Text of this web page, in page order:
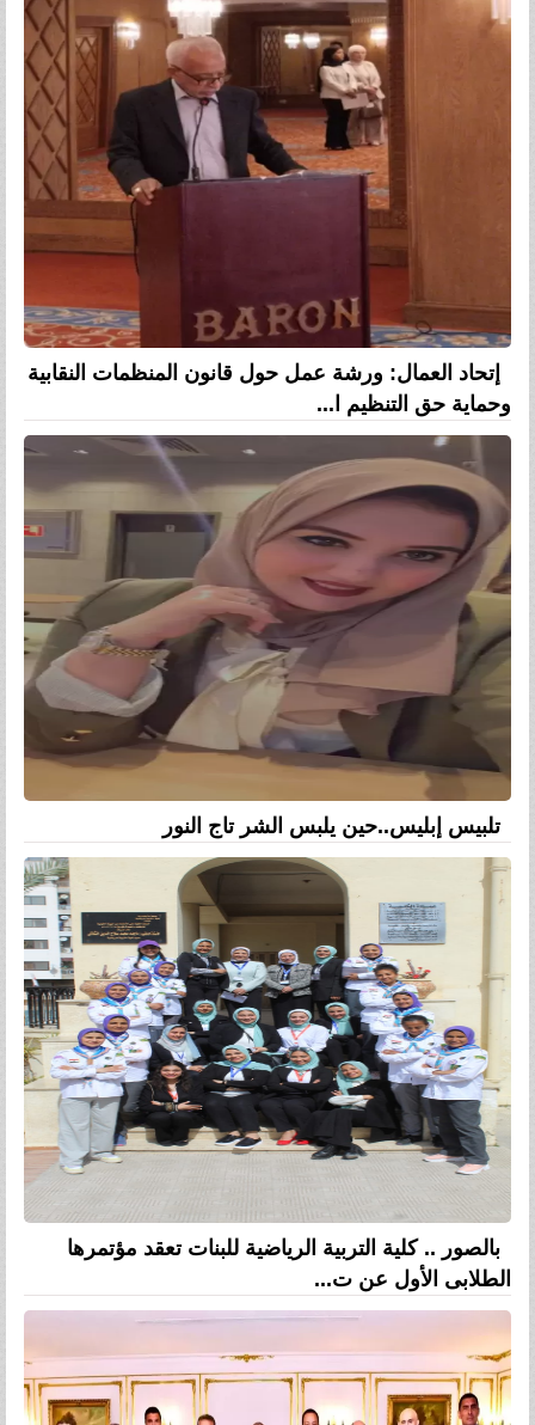
إتحاد العمال: ورشة عمل حول قانون المنظمات النقابية
وحماية حق التنظيم ا...
تلبيس إبليس..حين يلبس الشر تاج النور
بالصور .. كلية التربية الرياضية للبنات تعقد مؤتمرها
الطلابى الأول عن ت...